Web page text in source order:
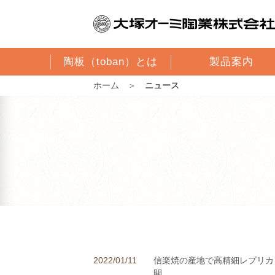
陶板（toban）とは 製品案内
ホーム ＞ ニュース
2022/01/11
信楽焼の産地で高精細レプリ